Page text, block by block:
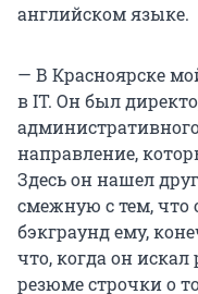
английском языке.
— В Красноярске
в IT. Он был
направление,
Здесь он нашел
смежную с тем, что
бэкграунд ему,
что, когда он искал
резюме строчки о